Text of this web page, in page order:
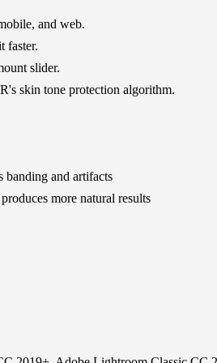
and web.
faster.
slider.
skin tone protection algorithm.
and artifacts
more natural results